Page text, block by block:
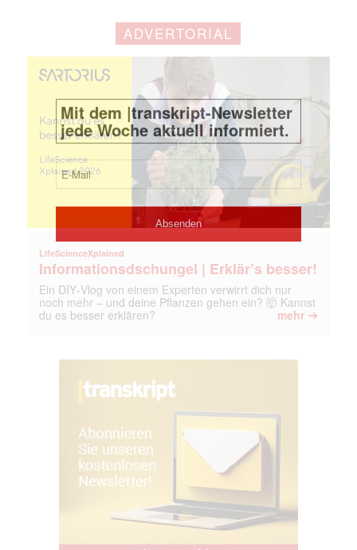
ADVERTORIAL
LifeScienceXplained
Informationsdschungel | Erklär’s besser!
Ein DIY‑Vlog von einem Experten verwirrt dich nur
noch mehr – und deine Pflanzen gehen ein? 🤯 Kannst
du es besser erklären?
mehr ➔